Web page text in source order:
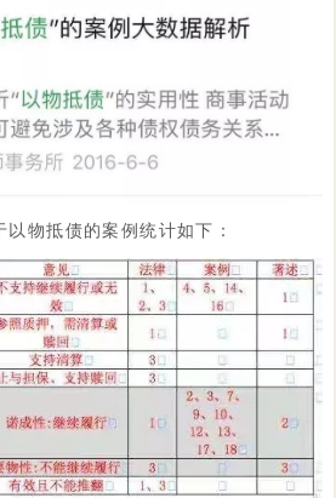
物抵债的案例统计如下：